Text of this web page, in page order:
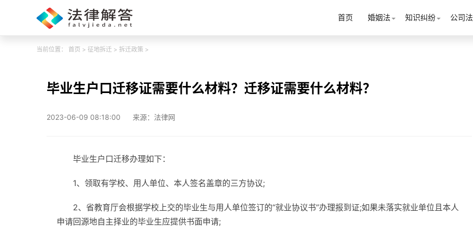
首页 婚姻法 知识纠纷 公司法
当前位置： 首页 > 征地拆迁 > 拆迁政策 >
毕业生户口迁移证需要什么材料？迁移证需要什么材料？
2023-06-09 08:18:00 来源：法律网
毕业生户口迁移办理如下：
1、领取有学校、用人单位、本人签名盖章的三方协议;
2、省教育厅会根据学校上交的毕业生与用人单位签订的“就业协议书”办理报到证;如果未落实就业单位且本人
申请回源地自主择业的毕业生应提供书面申请;